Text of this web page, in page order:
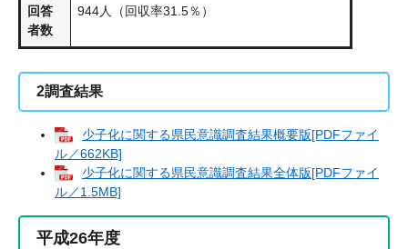
回答
者数
944人（回収率31.5％）
2調査結果
少子化に関する県民意識調査結果概要版[PDFファイ
ル／662KB]
少子化に関する県民意識調査結果全体版[PDFファイ
ル／1.5MB]
平成26年度